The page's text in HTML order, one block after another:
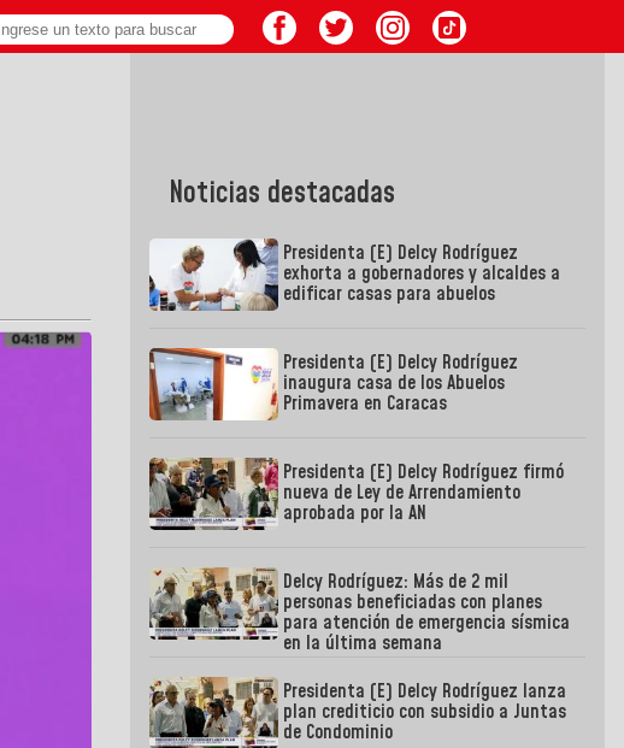
Noticias destacadas
Presidenta (E) Delcy Rodríguez
exhorta a gobernadores y alcaldes a
edificar casas para abuelos
Presidenta (E) Delcy Rodríguez
inaugura casa de los Abuelos
Primavera en Caracas
Presidenta (E) Delcy Rodríguez firmó
nueva de Ley de Arrendamiento
aprobada por la AN
Delcy Rodríguez: Más de 2 mil
personas beneficiadas con planes
para atención de emergencia sísmica
en la última semana
Presidenta (E) Delcy Rodríguez lanza
plan crediticio con subsidio a Juntas
de Condominio